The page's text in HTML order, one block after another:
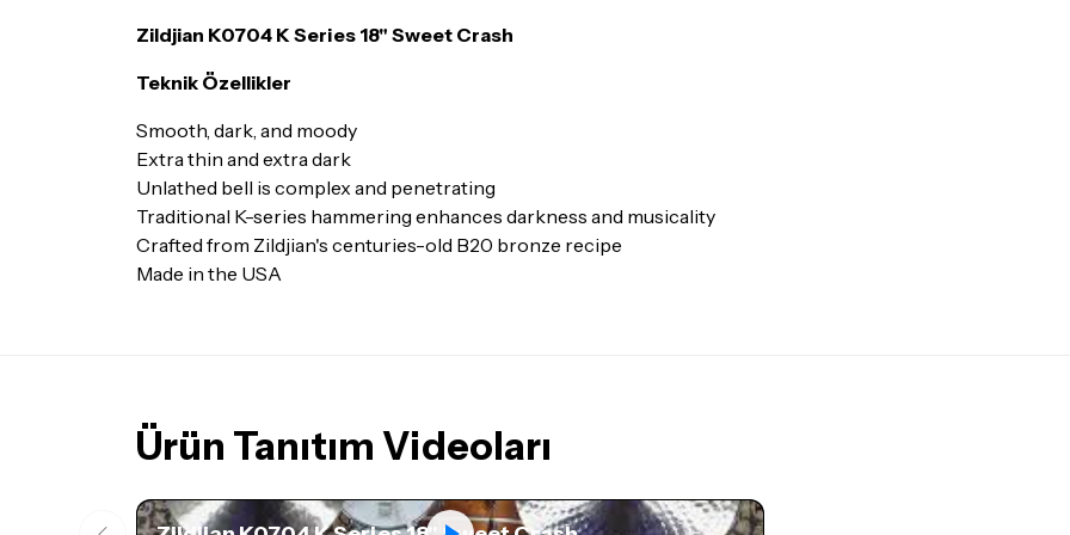
Zildjian K0704 K Series 18" Sweet Crash
Teknik Özellikler
Smooth, dark, and moody
Extra thin and extra dark
Unlathed bell is complex and penetrating
Traditional K-series hammering enhances darkness and musicality
Crafted from Zildjian's centuries-old B20 bronze recipe
Made in the USA
Ürün Tanıtım Videoları